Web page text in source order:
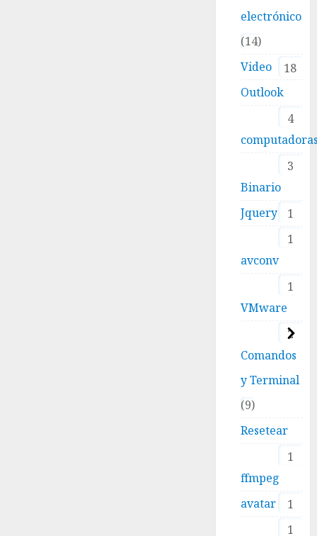
electrónico
14
Video
18
Outlook
4
3
Binario
1
Jquery
1
avconv
1
VMware
2
Comandos
y Terminal
9
Resetear
1
ffmpeg
1
avatar
1